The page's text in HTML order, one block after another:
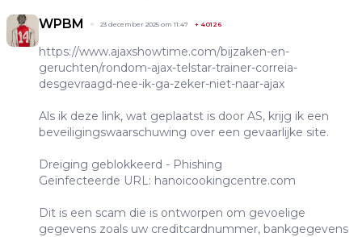
WPBM 23 december 2025 om 11:47 + 40126
https://www.ajaxshowtime.com/bijzaken-en-
geruchten/rondom-ajax-telstar-trainer-correia-
desgevraagd-nee-ik-ga-zeker-niet-naar-ajax
Als ik deze link, wat geplaatst is door AS, krijg ik een
beveiligingswaarschuwing over een gevaarlijke site.
Dreiging geblokkeerd - Phishing
Geïnfecteerde URL: hanoicookingcentre.com
Dit is een scam die is ontworpen om gevoelige
gegevens zoals uw creditcardnummer, bankgegevens